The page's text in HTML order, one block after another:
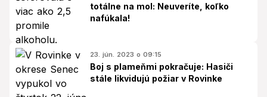
totálne na mol: Neuveríte, koľko
nafúkala!
23. jún. 2023 o 09:15
Boj s plameňmi pokračuje: Hasiči
stále likvidujú požiar v Rovinke